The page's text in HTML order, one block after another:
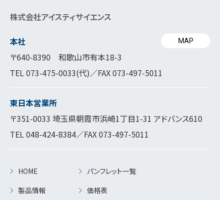
株式会社アイスティサイエンス
本社
〒640-8390 和歌山市有本18-3
TEL073-475-0033(代)／FAX 073-497-5011
MAP
東日本営業所
〒351-0033 埼玉県朝霞市浜崎1丁目1-31 アドバンス610
TEL048-424-8384／FAX 073-497-5011
HOME
製品情報
パンフレット一覧
価格表